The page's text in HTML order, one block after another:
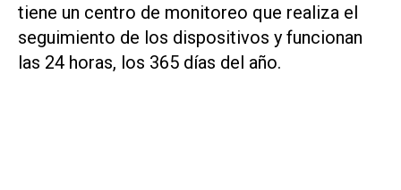
tiene un centro de monitoreo que realiza el
seguimiento de los dispositivos y funcionan
las 24 horas, los 365 días del año.